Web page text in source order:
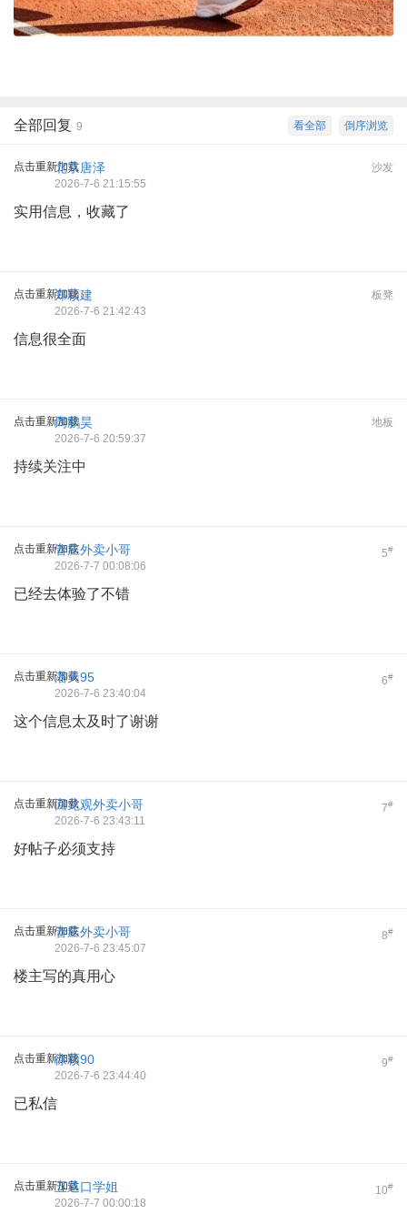
倒序浏览
看全部
全部回复 9
点击重新加载 沙发
北京唐泽
2026-7-6 21:15:55
实用信息，收藏了
点击重新加载 板凳
郑颖建
2026-7-6 21:42:43
信息很全面
点击重新加载 地板
周鹏昊
2026-7-6 20:59:37
持续关注中
点击重新加载 5#
管庄外卖小哥
2026-7-7 00:08:06
已经去体验了不错
点击重新加载 6#
潘天95
2026-7-6 23:40:04
这个信息太及时了谢谢
点击重新加载 7#
回龙观外卖小哥
2026-7-6 23:43:11
好帖子必须支持
点击重新加载 8#
管庄外卖小哥
2026-7-6 23:45:07
楼主写的真用心
点击重新加载 9#
徐颖90
2026-7-6 23:44:40
已私信
点击重新加载 10#
五道口学姐
2026-7-7 00:00:18